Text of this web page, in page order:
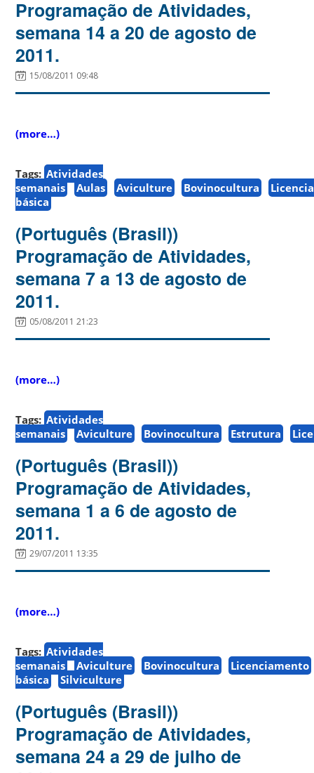
Programação de Atividades,
semana 14 a 20 de agosto de
2011.
15/08/2011 09:48
(more…)
Tags: Atividades
semanais
Aulas Aviculture Bovinocultura
básica
(Português (Brasil))
Programação de Atividades,
semana 7 a 13 de agosto de
2011.
05/08/2011 21:23
(more…)
Tags: Atividades
semanais
Aviculture Bovinocultura Estrutura
(Português (Brasil))
Programação de Atividades,
semana 1 a 6 de agosto de
2011.
29/07/2011 13:35
(more…)
Tags: Atividades
semanais
Aviculture Bovinocultura
Licenciamento
básica
Silviculture
(Português (Brasil))
Programação de Atividades,
semana 24 a 29 de julho de